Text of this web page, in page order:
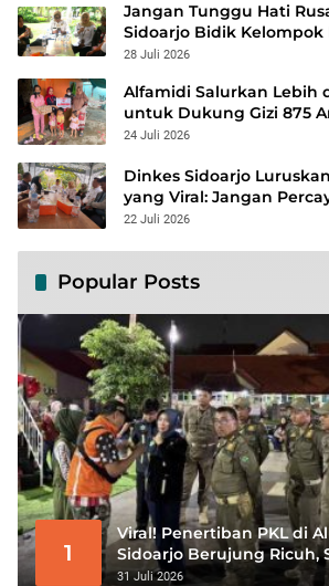
Jangan Tunggu Hati
Sidoarjo Bidik Kelompok
Terbuka Lawan Hepatitis
28 Juli 2026
Alfamidi Salurkan Lebih
untuk Dukung Gizi 875
Kabupaten/Kota
24 Juli 2026
Dinkes Sidoarjo
yang Viral: Jangan
Penanganan Berbasis
22 Juli 2026
Popular Posts
1
Viral! Penertiban PKL di
Sidoarjo Berujung Ricuh,
Klarifikasi
31 Juli 2026